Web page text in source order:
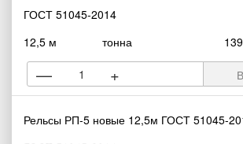
ГОСТ 51045-2014
12,5 м
тонна
— +
Рельсы РП-5 новые 12,5м ГОСТ 51045-